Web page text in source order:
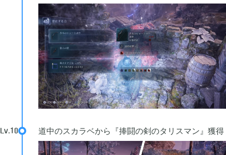
Lv.10 道中のスカラベから『捧闘の剣のタリスマン』獲得